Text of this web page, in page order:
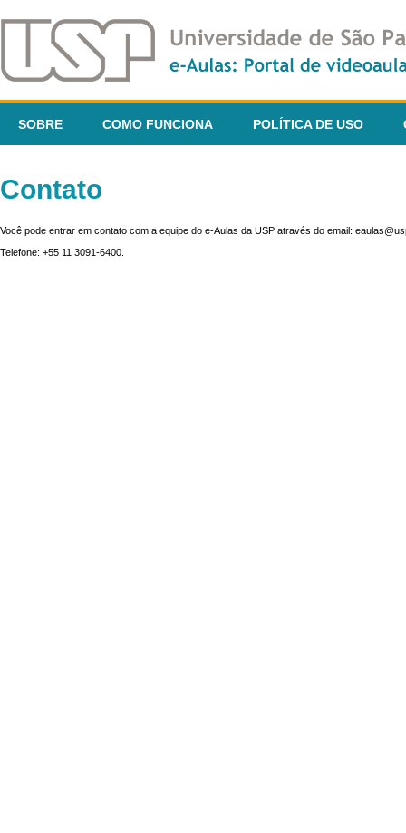
SOBRE COMO FUNCIONA POLÍTICA DE USO
Contato
Você pode entrar em contato com a equipe do e-Aulas da USP através do email:
Telefone: +55 11 3091-6400.